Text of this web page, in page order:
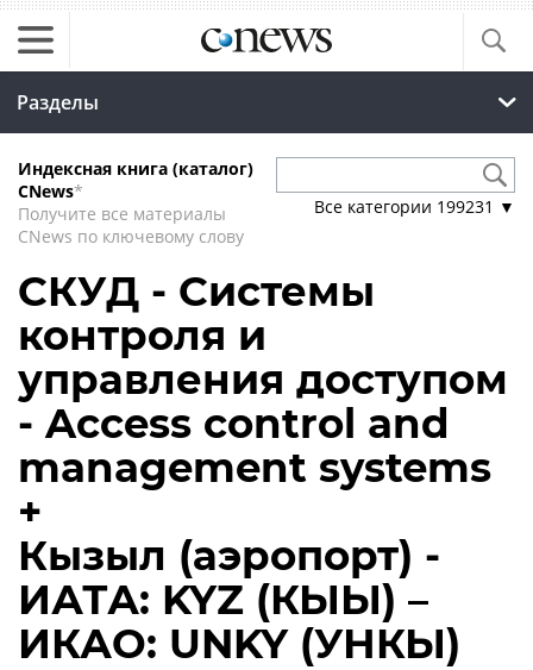
Разделы
Индексная книга (каталог)
CNews*
Получите все материалы
CNews по ключевому слову
Все категории 199231 ▼
СКУД - Системы
контроля и
управления доступом
- Access control and
management systems
+
Кызыл (аэропорт) -
ИАТА: KYZ (КЫЫ) –
ИКАО: UNKY (УНКЫ)